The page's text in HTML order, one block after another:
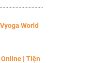
World
| Tiện